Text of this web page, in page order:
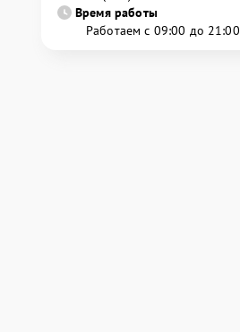
Время работы
Работаем с 09:00 до 21:00